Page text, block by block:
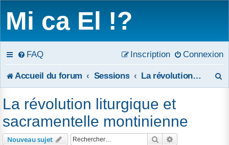
Mi ca El !?
FAQ Connexion
Inscription
Accueil du forum Sessions La révolution liturgique et sacramentelle montinienne
La révolution liturgique et
sacramentelle montinienne
Nouveau sujet Rechercher